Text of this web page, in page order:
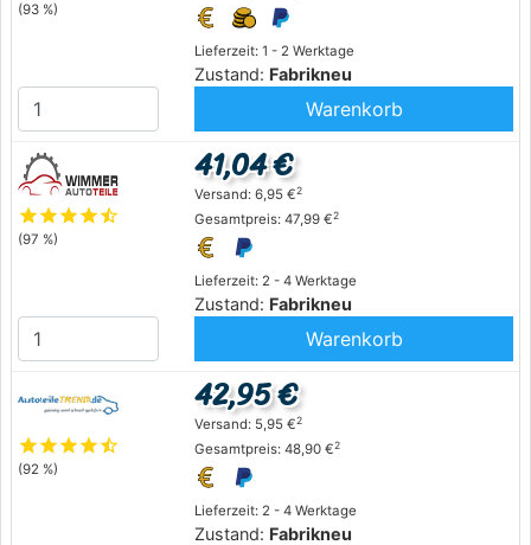
(93 %)
Lieferzeit: 1 - 2 Werktage
Zustand: Fabrikneu
Warenkorb
starstarstarstarstar_half
(97 %)
Lieferzeit: 2 - 4 Werktage
Zustand: Fabrikneu
41,04 €
Versand: 6,95 €2
Gesamtpreis: 47,99 €2
Warenkorb
starstarstarstarstar_half
(92 %)
Lieferzeit: 2 - 4 Werktage
Zustand: Fabrikneu
42,95 €
Versand: 5,95 €2
Gesamtpreis: 48,90 €2